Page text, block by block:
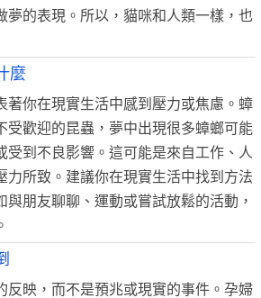
夢的表現。所以，貓咪和人類一樣，也
麼
著你在現實生活中感到壓力或焦慮。蟑
受歡迎的昆蟲，夢中出現很多蟑螂可能
受到不良影響。這可能是來自工作、人
力所致。建議你在現實生活中找到方法
與朋友聊聊、運動或嘗試放鬆的活動，
反映，而不是預兆或現實的事件。孕婦